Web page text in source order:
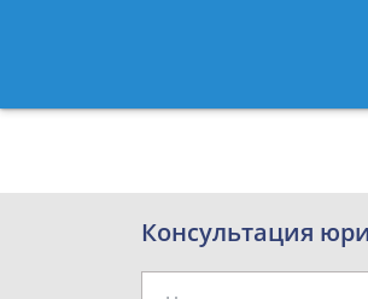
Консультация